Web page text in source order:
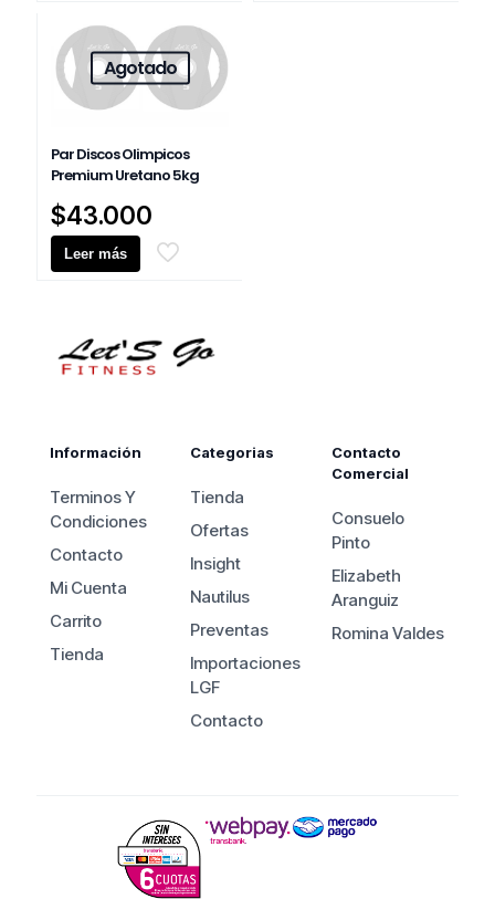
producto
Agotado
Par Discos Olimpicos
Premium Uretano 5kg
$43.000
Leer más
Información
Terminos Y
Condiciones
Contacto
Mi Cuenta
Carrito
Tienda
Categorias
Tienda
Ofertas
Insight
Nautilus
Preventas
Importaciones
LGF
Contacto
Contacto
Comercial
Consuelo
Pinto
Elizabeth
Aranguiz
Romina Valdes